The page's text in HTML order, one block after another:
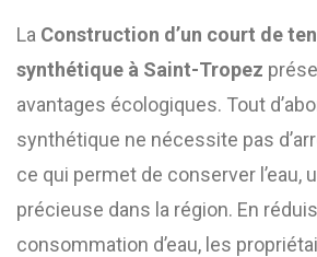
La Construction d’un court de
synthétique à Saint-Tropez
avantages écologiques. Tout
synthétique ne nécessite pas
ce qui permet de conserver l’eau,
précieuse dans la région. En
consommation d’eau, les